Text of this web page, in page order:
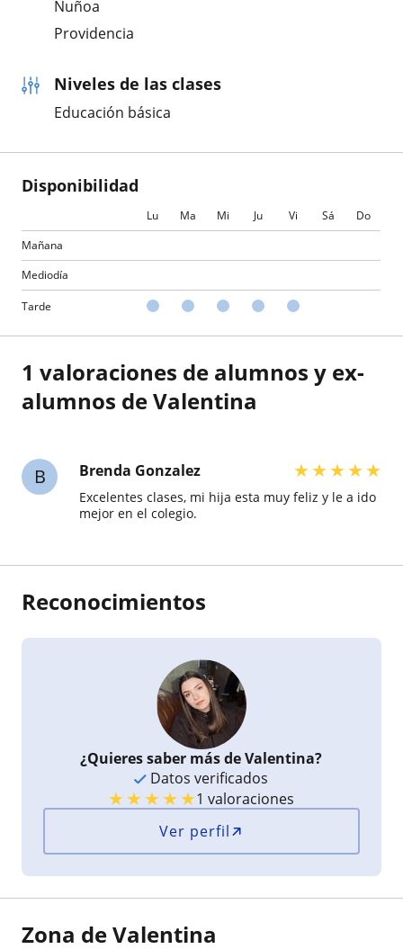
Ñuñoa
Providencia
Niveles de las clases
Educación básica
Disponibilidad
Lu Ma Mi Ju Vi Sá
Do
Mañana
Mediodía
Tarde
1 valoraciones de alumnos y ex-
alumnos de Valentina
B Brenda Gonzalez ★★★★★
Excelentes clases, mi hija esta muy feliz y le a ido
mejor en el colegio.
Reconocimientos
¿Quieres saber más de Valentina?
Datos verificados
★★★★★1 valoraciones
Ver perfil
Zona de Valentina